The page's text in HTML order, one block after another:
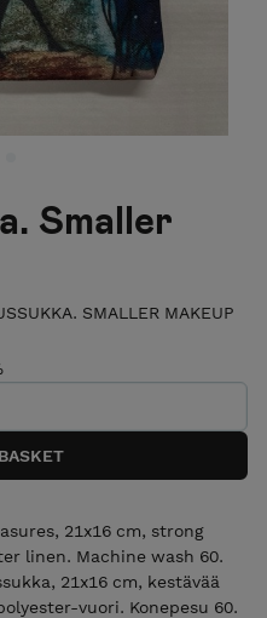
Smaller
SMALLER MAKEUP
21x16 cm, strong
linen. Machine wash 60.
21x16 cm, kestävää
vuori. Konepesu 60.